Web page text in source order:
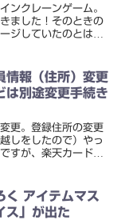
ンクレーンゲーム。
ました！そのときの
ジしていたのとは違
獲得は2回目となり
⇒タイ...
情報（住所）変更
は別途変更手続き
更。登録住所の変更
しをしたので）やっ
すが、楽天カードや
を使っているので、
要。ネ...
く アイテムマス
ス」が出た